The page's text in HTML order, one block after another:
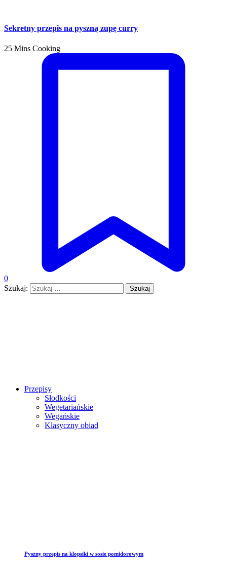
Sekretny przepis na pyszną zupę curry
25 Mins Cooking
0
Szukaj:
Przepisy
Słodkości
Wegetariańskie
Wegańskie
Klasyczny obiad
Pyszny przepis na klopsiki w sosie pomidorowym